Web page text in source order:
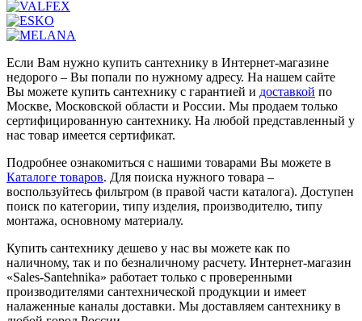
Если Вам нужно купить сантехнику в Интернет-магазине
недорого – Вы попали по нужному адресу. На нашем сайте
Вы можете купить сантехнику с гарантией и доставкой по
Москве, Московской области и России. Мы продаем только
сертифицированную сантехнику. На любой представленный у
нас товар имеется сертификат.
Подробнее ознакомиться с нашими товарами Вы можете в
Каталоге товаров. Для поиска нужного товара –
воспользуйтесь фильтром (в правой части каталога). Доступен
поиск по категории, типу изделия, производителю, типу
монтажа, основному материалу.
Купить сантехнику дешево у нас вы можете как по
наличному, так и по безналичному расчету. Интернет-магазин
«Sales-Santehnika» работает только с проверенными
производителями сантехнической продукции и имеет
налаженные каналы доставки. Мы доставляем сантехнику в